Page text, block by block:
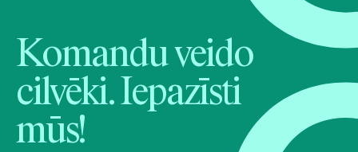
Komandu veido
cilvēki. Iepazīsti
mūs!